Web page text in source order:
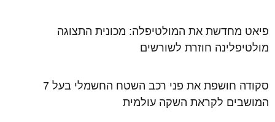
פיאט מחדשת את המולטיפלה: מכונית התצוגה
מולטיפלינה חוזרת לשורשים
סקודה חושפת את פני רכב השטח החשמלי בעל 7
המושבים לקראת השקה עולמית